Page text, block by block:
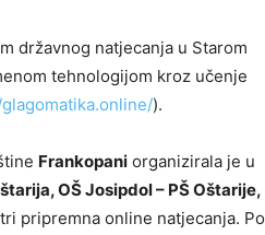
državnog natjecanja u Starom
tehnologijom kroz učenje
).
Frankopani organizirala je u
OŠ Josipdol – PŠ Oštarije,
tri pripremna online natjecanja. Po